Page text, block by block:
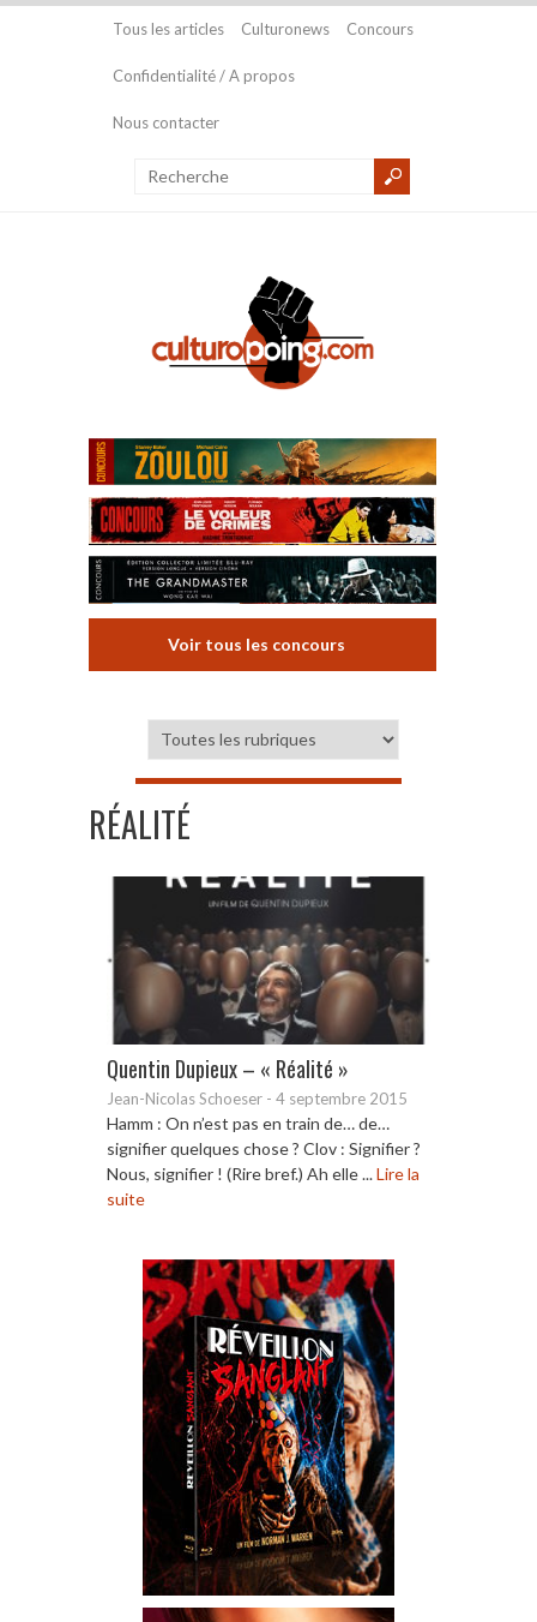
Tous les articles Culturonews Concours
Confidentialité / A propos
Nous contacter
Voir tous les concours
RÉALITÉ
Quentin Dupieux – « Réalité »
Jean-Nicolas Schoeser - 4 septembre 2015
Hamm : On n’est pas en train de… de…
signifier quelques chose ? Clov : Signifier ?
Nous, signifier ! (Rire bref.) Ah elle ...Lire la
suite